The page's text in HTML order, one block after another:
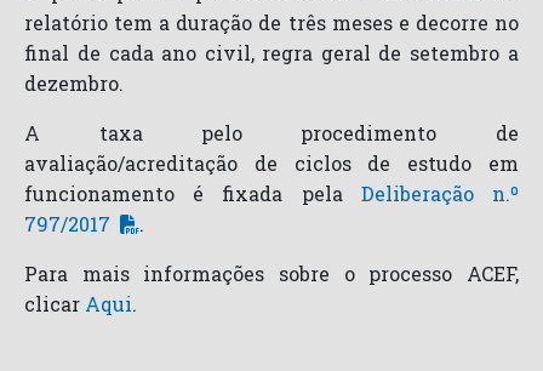
relatório tem a duração de três meses e decorre no
final de cada ano civil, regra geral de setembro a
dezembro.
A taxa pelo procedimento de
avaliação/acreditação de ciclos de estudo em
funcionamento é fixada pela Deliberação n.º
797/2017
.
Para mais informações sobre o processo ACEF,
clicar Aqui.